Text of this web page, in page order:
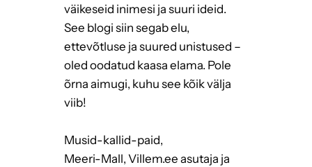
väikeseid inimesi ja suuri ideid.
See blogi siin segab elu,
ettevõtluse ja suured unistused –
oled oodatud kaasa elama. Pole
õrna aimugi, kuhu see kõik välja
viib!
Musid-kallid-paid,
Meeri-Mall, Villem.ee asutaja ja